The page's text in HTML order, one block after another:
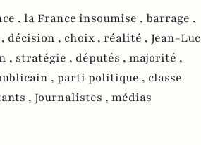
, la France insoumise , barrage ,
décision , choix , réalité , Jean-Luc
, stratégie , députés , majorité ,
, parti politique , classe
, Journalistes , médias